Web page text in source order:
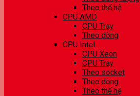
Theo thế hệ
CPU AMD
CPU Tray
Theo dòng
CPU Intel
CPU Xeon
CPU Tray
Theo socket
Theo dòng
Theo thế hệ